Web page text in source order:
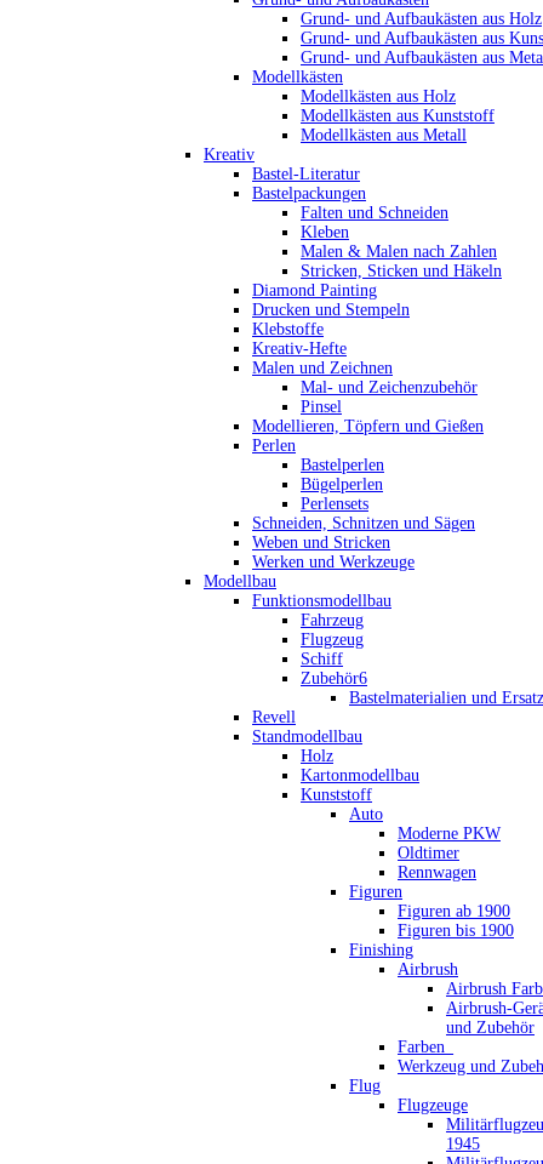
Grund- und Aufbaukästen aus Holz
Grund- und Aufbaukästen aus
Grund- und Aufbaukästen aus
Modellkästen
Modellkästen aus Holz
Modellkästen aus Kunststoff
Modellkästen aus Metall
Kreativ
Bastel-Literatur
Bastelpackungen
Falten und Schneiden
Kleben
Malen & Malen nach Zahlen
Stricken, Sticken und Häkeln
Diamond Painting
Drucken und Stempeln
Klebstoffe
Kreativ-Hefte
Malen und Zeichnen
Mal- und Zeichenzubehör
Pinsel
Modellieren, Töpfern und Gießen
Perlen
Bastelperlen
Bügelperlen
Perlensets
Schneiden, Schnitzen und Sägen
Weben und Stricken
Werken und Werkzeuge
Modellbau
Funktionsmodellbau
Fahrzeug
Flugzeug
Schiff
Zubehör6
Bastelmaterialien und
Revell
Standmodellbau
Holz
Kartonmodellbau
Kunststoff
Auto
Moderne PKW
Oldtimer
Rennwagen
Figuren
Figuren ab 1900
Figuren bis 1900
Finishing
Airbrush
Airbrush
Airbrush-
und Zubehör
Farben_
Werkzeug und
Flug
Flugzeuge
1945